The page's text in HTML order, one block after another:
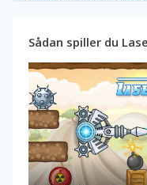
Sådan spiller du